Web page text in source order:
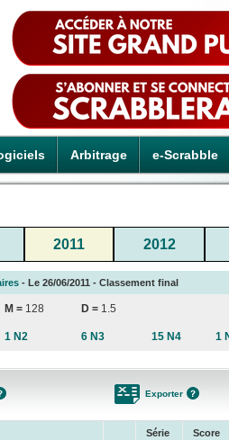
Arbitrage e-Scrabble
2011 2012
- Le 26/06/2011 - Classement final
M = 128 D = 1.5
1 N2 6 N3 15 N4 1
Exporter
Série Score